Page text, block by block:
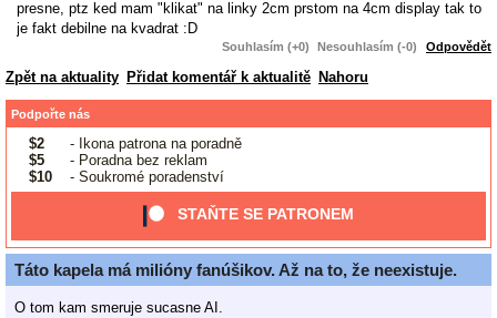
presne, ptz ked mam "klikat" na linky 2cm prstom na 4cm display tak to
je fakt debilne na kvadrat :D
Souhlasím (+0) Nesouhlasím (-0) Odpovědět
Zpět na aktuality Přidat komentář k aktualitě Nahoru
Podpořte nás
$2
- Ikona patrona na poradně
$5
- Poradna bez reklam
$10
- Soukromé poradenství
STAŇTE SE PATRONEM
Táto kapela má milióny fanúšikov. Až na to, že neexistuje.
O tom kam smeruje sucasne AI.